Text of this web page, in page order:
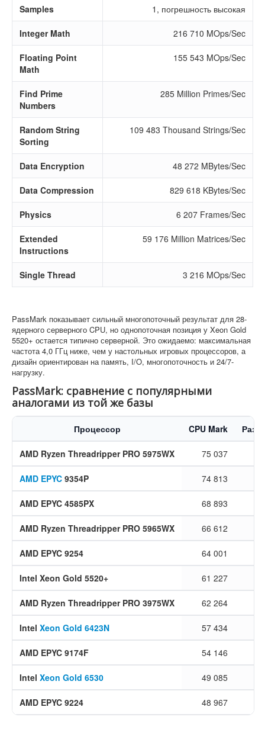
Samples 1, погрешность высокая
Integer Math 216 710 MOps/Sec
Floating Point
Math
155 543 MOps/Sec
Find Prime
Numbers
285 Million Primes/Sec
Random String
Sorting
109 483 Thousand Strings/Sec
Data Encryption 48 272 MBytes/Sec
Data Compression 829 618 KBytes/Sec
Physics 6 207 Frames/Sec
Extended
Instructions
59 176 Million Matrices/Sec
Single Thread 3 216 MOps/Sec
PassMark показывает сильный многопоточный результат для 28-
ядерного серверного CPU, но однопоточная позиция у Xeon Gold
5520+ остается типично серверной. Это ожидаемо: максимальная
частота 4,0 ГГц ниже, чем у настольных игровых процессоров, а
дизайн ориентирован на память, I/O, многопоточность и 24/7-
нагрузку.
PassMark: сравнение с популярными
аналогами из той же базы
Процессор CPU Mark
AMD Ryzen Threadripper PRO 5975WX 75 037
AMD EPYC 9354P 74 813
AMD EPYC 4585PX 68 893
AMD Ryzen Threadripper PRO 5965WX 66 612
AMD EPYC 9254 64 001
Intel Xeon Gold 5520+ 61 227
AMD Ryzen Threadripper PRO 3975WX 62 264
Intel Xeon Gold 6423N 57 434
AMD EPYC 9174F 54 146
Intel Xeon Gold 6530 49 085
AMD EPYC 9224 48 967